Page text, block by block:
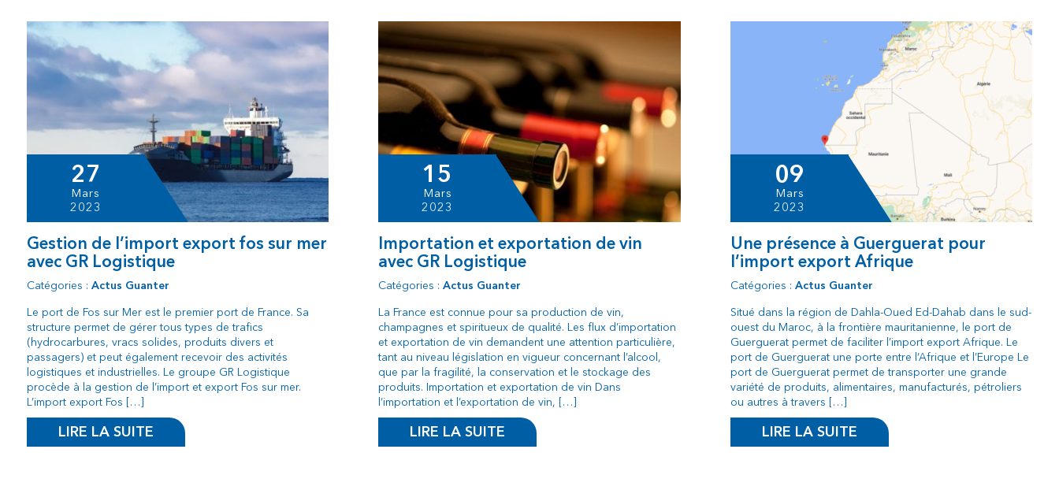
27
Mars
2023
Gestion de l’import export fos sur mer
avec GR Logistique
Catégories : Actus Guanter
Le port de Fos sur Mer est le premier port de France. Sa
structure permet de gérer tous types de trafics
(hydrocarbures, vracs solides, produits divers et
passagers) et peut également recevoir des activités
logistiques et industrielles. Le groupe GR Logistique
procède à la gestion de l’import et export Fos sur mer.
L’import export Fos […]
LIRE LA SUITE
15
Mars
2023
Importation et exportation de vin
avec GR Logistique
Catégories :Actus Guanter
La France est connue pour sa production de vin,
champagnes et spiritueux de qualité. Les flux d’importation
et exportation de vin demandent une attention particulière,
tant au niveau législation en vigueur concernant l’alcool,
que par la fragilité, la conservation et le stockage des
produits. Importation et exportation de vin Dans
l’importation et l’exportation de vin, […]
LIRE LA SUITE
09
Mars
2023
Une présence à Guerguerat pour
l’import export Afrique
Catégories :Actus Guanter
Situé dans la région de Dahla-Oued Ed-Dahab dans le sud-
ouest du Maroc, à la frontière mauritanienne, le port de
Guerguerat permet de faciliter l’import export Afrique. Le
port de Guerguerat une porte entre l’Afrique et l’Europe Le
port de Guerguerat permet de transporter une grande
variété de produits, alimentaires, manufacturés, pétroliers
ou autres à travers […]
LIRE LA SUITE